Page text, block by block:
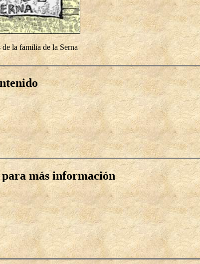
la familia de la Serna
más información